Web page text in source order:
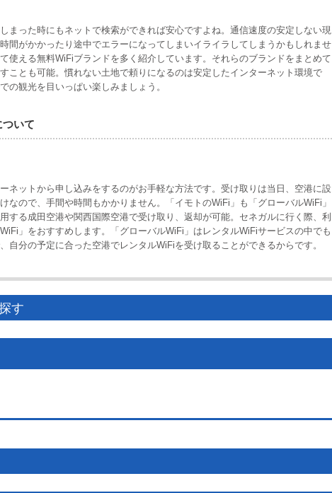
まった時にもネットで検索ができれば安心ですよね。通信速度の安定しない現
間がかかったり途中でエラーになってしまいイライラしてしまうかもしれませ
使える無料WiFiブランドを多く紹介しています。それらのブランドをまとめて
ことも可能。慣れない土地で頼りになるのは安定したインターネット環境で
の観光を目いっぱい楽しみましょう。
いて
ネットから申し込みをするのがお手軽な方法です。受け取りは当日、空港に設
なので、手間や時間もかかりません。「イモトのWiFi」も「グローバルWiFi」
する成田空港や関西国際空港で受け取り、返却が可能。セネガルに行く際、利
」をおすすめします。「グローバルWiFi」はレンタルWiFiサービスの中でも
自分の予定に合った空港でレンタルWiFiを受け取ることができるからです。
す